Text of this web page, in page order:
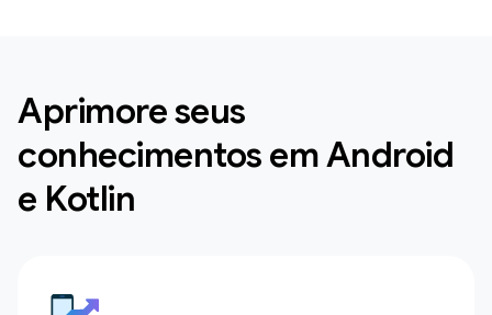
Aprimore seus
conhecimentos em Android
e Kotlin